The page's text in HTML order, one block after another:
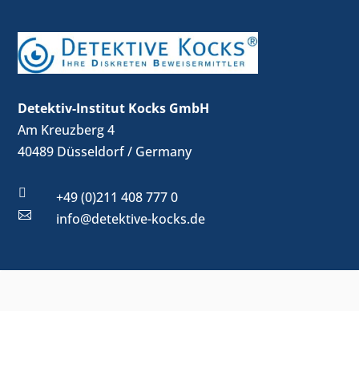
Detektiv-Institut Kocks GmbH
Am Kreuzberg 4
40489 Düsseldorf / Germany
 +49 (0)211 408 777 0
 info@detektive-kocks.de